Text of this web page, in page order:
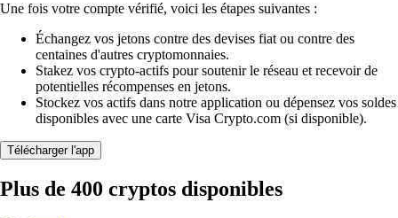
Une fois votre compte vérifié, voici les étapes suivantes :
Échangez vos jetons contre des devises fiat ou contre des
centaines d'autres cryptomonnaies.
Stakez vos crypto-actifs pour soutenir le réseau et recevoir de
potentielles récompenses en jetons.
Stockez vos actifs dans notre application ou dépensez vos soldes
disponibles avec une carte Visa Crypto.com (si disponible).
Télécharger l'app
Plus de 400 cryptos disponibles